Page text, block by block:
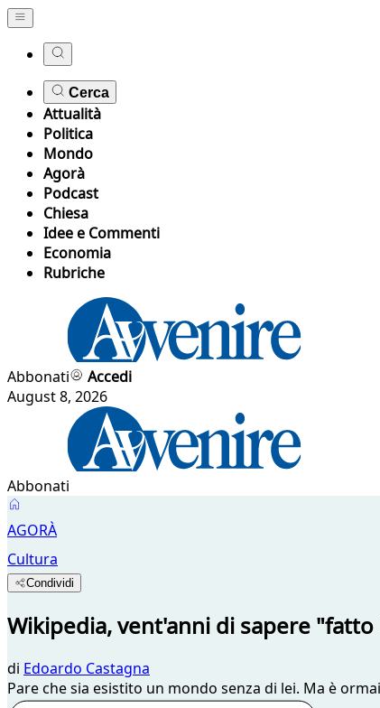
Cerca
Attualità
Politica
Mondo
Agorà
Podcast
Chiesa
Idee e Commenti
Economia
Rubriche
Abbonati
Accedi
August 8, 2026
Abbonati
AGORÀ
Cultura
Condividi
Wikipedia, vent'anni di sapere "fatto
di Edoardo Castagna
Pare che sia esistito un mondo senza di lei. Ma è